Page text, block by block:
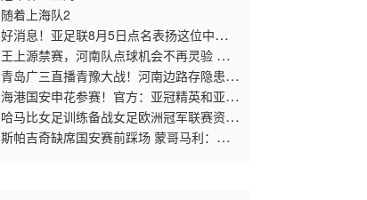
随着上海队2
好消息！亚足联8月5日点名表扬这位中国男
足新星，引发热议
王上源禁赛，河南队点球机会不再灵验 马
拉尼昂射门不佳 郑智目标亚冠资格
青岛广三直播青豫大战！河南边路存隐患，
古斯塔沃等喂饼，西海岸剑指亚冠
海港国安申花参赛！官方：亚冠精英和亚冠
二抽签仪式8月18日进行
哈马比女足训练备战女足欧洲冠军联赛资格
赛
斯帕吉奇缺席国安赛前踩场 蒙哥马利：张